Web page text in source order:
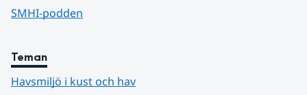
SMHI-podden
Teman
Havsmiljö i kust och hav